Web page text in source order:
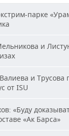
парке
и
и Трусова
от ISU
«Буду
«Ак Барса»